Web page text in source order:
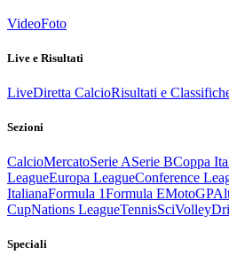
VideoFoto
Live e Risultati
LiveDiretta CalcioRisultati e
Sezioni
CalcioMercatoSerie ASerie BCoppa
LeagueEuropa LeagueConference
ItalianaFormula 1Formula EMotoGP
CupNations LeagueTennisSciVolley
Speciali